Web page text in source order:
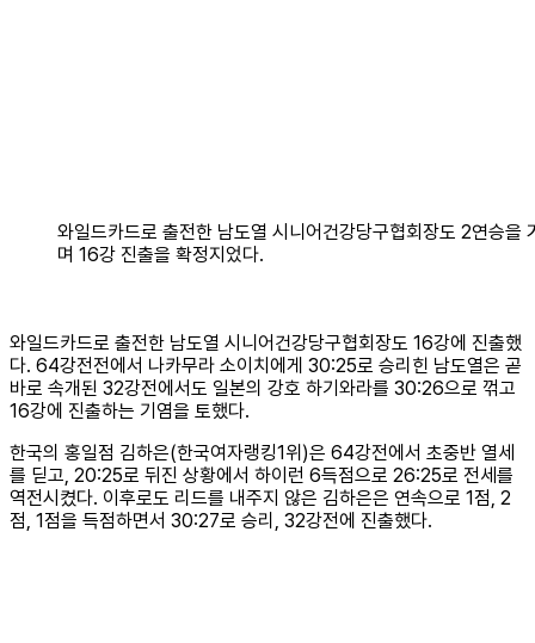
와일드카드로 출전한 남도열 시니어건강당구협회장도 2연승을
며 16강 진출을 확정지었다.
와일드카드로 출전한 남도열 시니어건강당구협회장도 16강에 진출했
다. 64강전전에서 나카무라 소이치에게 30:25로 승리힌 남도열은 곧
바로 속개된 32강전에서도 일본의 강호 하기와라를 30:26으로 꺾고
16강에 진출하는 기염을 토했다.
한국의 홍일점 김하은(한국여자랭킹1위)은 64강전에서 초중반 열세
를 딛고, 20:25로 뒤진 상황에서 하이런 6득점으로 26:25로 전세를
역전시켰다. 이후로도 리드를 내주지 않은 김하은은 연속으로 1점, 2
점, 1점을 득점하면서 30:27로 승리, 32강전에 진출했다.